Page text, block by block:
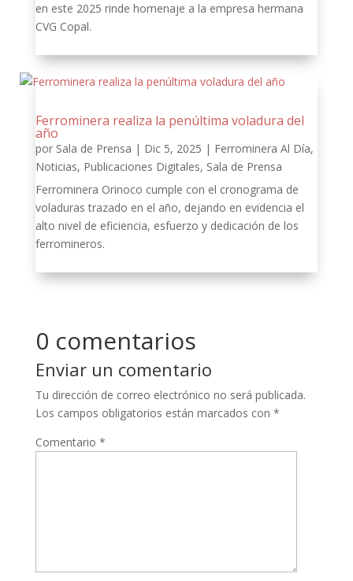
en este 2025 rinde homenaje a la empresa hermana
CVG Copal.
Ferrominera realiza la penúltima voladura del
año
por Sala de Prensa | Dic 5, 2025 | Ferrominera Al Día,
Noticias, Publicaciones Digitales, Sala de Prensa
Ferrominera Orinoco cumple con el cronograma de
voladuras trazado en el año, dejando en evidencia el
alto nivel de eficiencia, esfuerzo y dedicación de los
ferromineros.
0 comentarios
Enviar un comentario
Tu dirección de correo electrónico no será publicada.
Los campos obligatorios están marcados con *
Comentario *